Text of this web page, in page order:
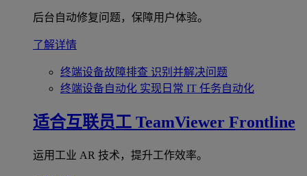
后台自动修复问题，保障用户体验。
了解详情
终端设备故障排查 识别并解决问题
终端设备自动化 实现日常 IT 任务自动化
适合互联员工 TeamViewer Frontline
运用工业 AR 技术，提升工作效率。